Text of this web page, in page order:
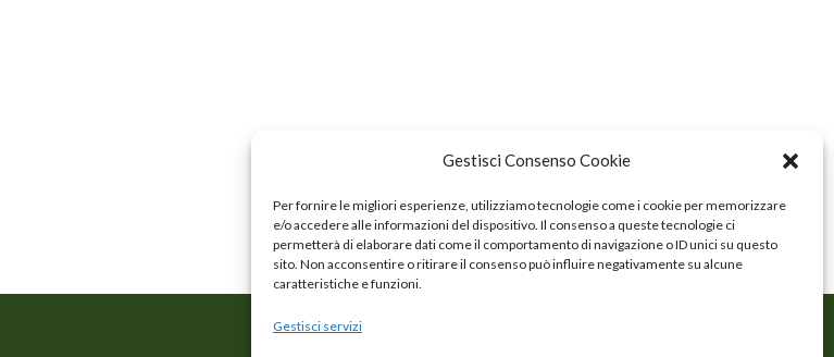
Gestisci Consenso Cookie
Per fornire le migliori esperienze, utilizziamo tecnologie come i cookie per memorizzare
e/o accedere alle informazioni del dispositivo. Il consenso a queste tecnologie ci
permetterà di elaborare dati come il comportamento di navigazione o ID unici su questo
sito. Non acconsentire o ritirare il consenso può influire negativamente su alcune
caratteristiche e funzioni.
Gestisci servizi